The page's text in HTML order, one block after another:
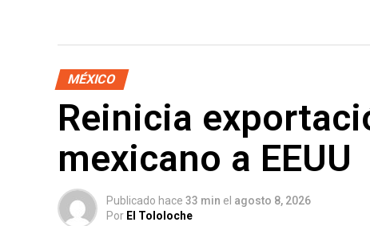
MÉXICO
Reinicia
mexicano a EEUU
Publicado hace 33 min el agosto 8, 2026
Por El Tololoche